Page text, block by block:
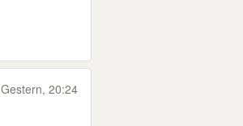
Gestern, 20:24